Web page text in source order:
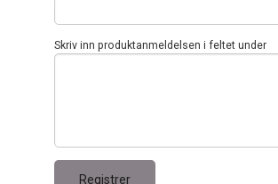
Skriv inn produktanmeldelsen i feltet under